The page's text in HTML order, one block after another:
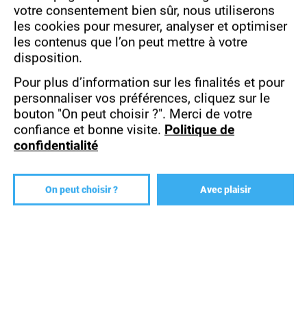
JURY - BACHELOR ARCHITECTURE D'INTÉRIEUR
votre consentement bien sûr, nous utiliserons
les cookies pour mesurer, analyser et optimiser
les contenus que l’on peut mettre à votre
disposition.
Pour plus d’information sur les finalités et pour
personnaliser vos préférences, cliquez sur le
bouton "On peut choisir ?". Merci de votre
confiance et bonne visite. Politique de
confidentialité
On peut choisir ? Avec plaisir